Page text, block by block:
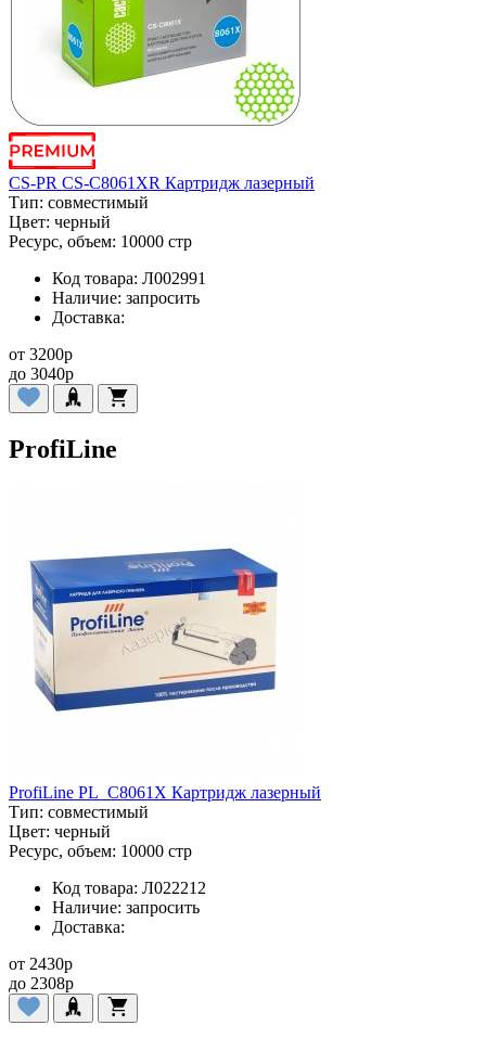
CS-PR CS-C8061XR Картридж лазерный
Тип: совместимый
Цвет: черный
Ресурс, объем: 10000 стр
Код товара: Л002991
Наличие: запросить
Доставка:
от 3200p
до 3040p
ProfiLine
ProfiLine PL_C8061X Картридж лазерный
Тип: совместимый
Цвет: черный
Ресурс, объем: 10000 стр
Код товара: Л022212
Наличие: запросить
Доставка:
от 2430p
до 2308p